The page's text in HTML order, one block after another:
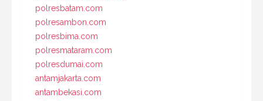
polresbatam.com
polresambon.com
polresbima.com
polresmataram.com
polresdumai.com
antamjakarta.com
antambekasi.com